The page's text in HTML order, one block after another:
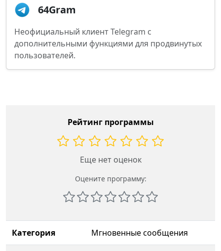
64Gram
Неофициальный клиент Telegram с
дополнительными функциями для продвинутых
пользователей.
Рейтинг программы
Еще нет оценок
Оцените программу:
Категория Мгновенные сообщения